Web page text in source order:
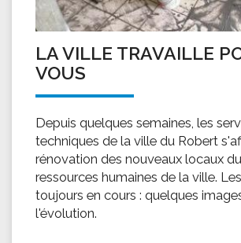
LA VILLE TRAVAILLE
VOUS
Depuis quelques semaines, les
techniques de la ville du Robert
rénovation des nouveaux locaux
ressources humaines de la ville.
toujours en cours : quelques
l'évolution.